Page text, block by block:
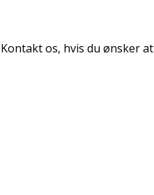
os, hvis du ønsker at